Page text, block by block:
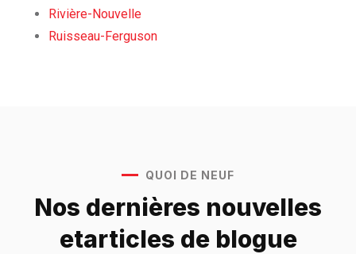
Rivière-Nouvelle
Ruisseau-Ferguson
QUOI DE NEUF
Nos dernières nouvelles
etarticles de blogue